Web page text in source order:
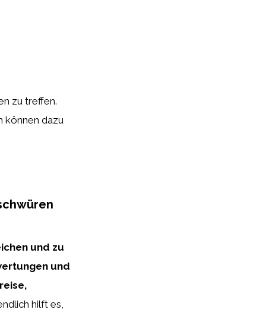
zu treffen.
können dazu
und zu
und
hilft es,